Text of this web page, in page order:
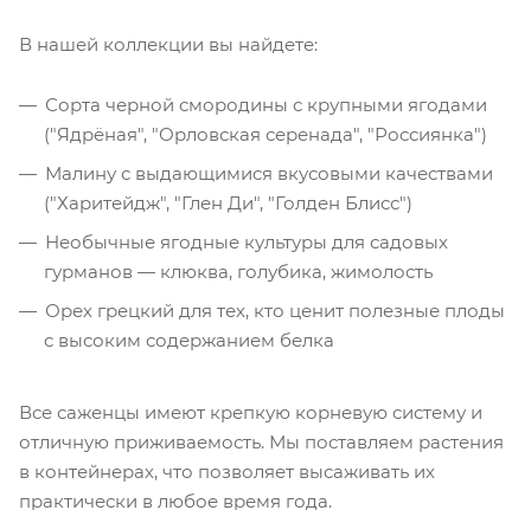
В нашей коллекции вы найдете:
Сорта черной смородины с крупными ягодами
("Ядрёная", "Орловская серенада", "Россиянка")
Малину с выдающимися вкусовыми качествами
("Харитейдж", "Глен Ди", "Голден Блисс")
Необычные ягодные культуры для садовых
гурманов — клюква, голубика, жимолость
Орех грецкий для тех, кто ценит полезные плоды
с высоким содержанием белка
Все саженцы имеют крепкую корневую систему и
отличную приживаемость. Мы поставляем растения
в контейнерах, что позволяет высаживать их
практически в любое время года.